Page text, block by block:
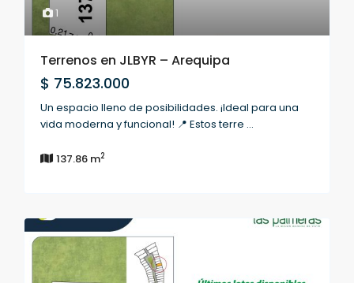
1
Terrenos en JLBYR – Arequipa
$ 75.823.000
Un espacio lleno de posibilidades. ¡Ideal para una
vida moderna y funcional! 📍 Estos terre ...
137.86 m2